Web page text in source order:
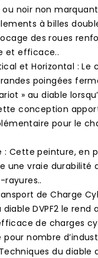
noir non
à billes
des roues
et efficace..
et Horizontal : Le
poingées
» au diable
conception
pour le
: Cette peinture, en
une vraie durabilité
de Charge
DVPF2 le rend
de charges
nombre
du diable